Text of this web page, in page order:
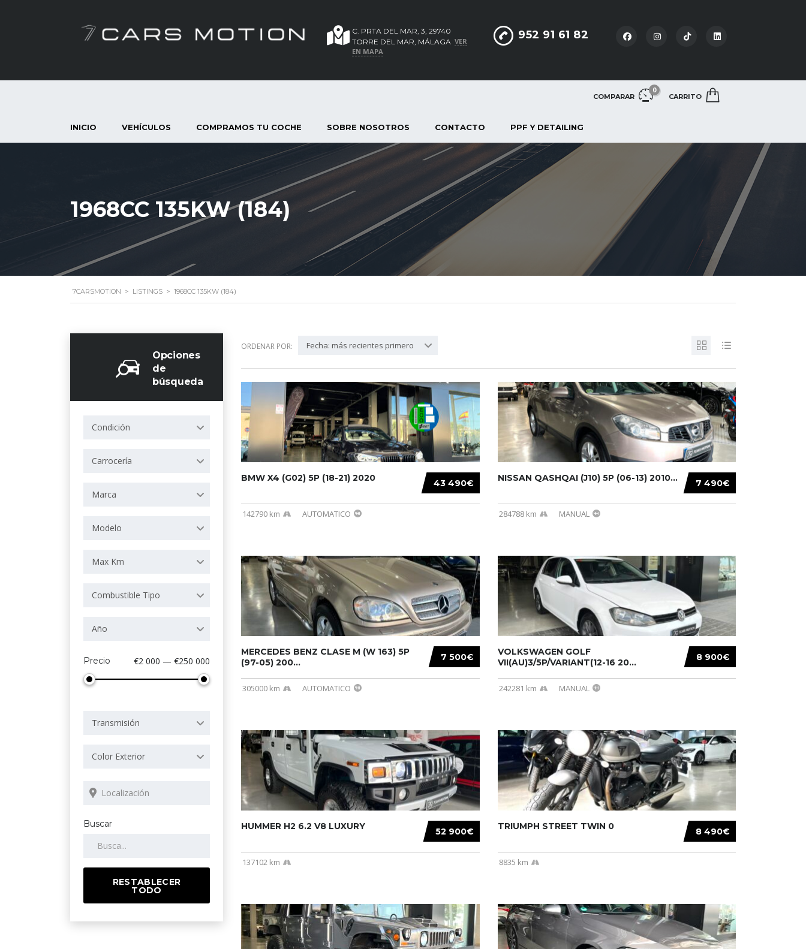
952 91 61 82
C. PRTA DEL MAR, 3, 29740
TORRE DEL MAR, MÁLAGA VER
EN MAPA
COMPARAR
0
CARRITO
INICIO VEHÍCULOS COMPRAMOS TU COCHE SOBRE NOSOTROS CONTACTO PPF Y DETAILING
1968CC 135KW (184)
7CARSMOTION > LISTINGS > 1968CC 135KW (184)
Opciones
de
búsqueda
Condición
Carrocería
Marca
Modelo
Max Km
Combustible Tipo
Año
Precio €2 000 — €250 000
Transmisión
Color Exterior
Buscar
RESTABLECER
TODO
ORDENAR POR: Fecha: más recientes primero
43 490€
BMW X4 (G02) 5P (18-21) 2020
142790 km AUTOMATICO
7 490€
NISSAN QASHQAI (J10) 5P (06-13) 2010...
284788 km MANUAL
7 500€
MERCEDES BENZ CLASE M (W 163) 5P
(97-05) 200...
305000 km AUTOMATICO
8 900€
VOLKSWAGEN GOLF
VII(AU)3/5P/VARIANT(12-16 20...
242281 km MANUAL
52 900€
HUMMER H2 6.2 V8 LUXURY
137102 km
8 490€
TRIUMPH STREET TWIN 0
8835 km